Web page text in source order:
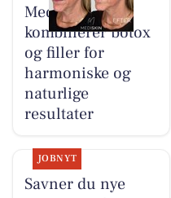
MediSkin
kombinerer botox
og filler for
harmoniske og
naturlige
resultater
JOBNYT
Savner du nye